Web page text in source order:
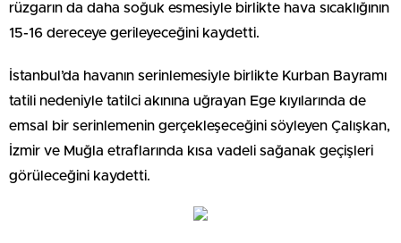
rüzgarın da daha soğuk esmesiyle birlikte hava sıcaklığının
15-16 dereceye gerileyeceğini kaydetti.
İstanbul’da havanın serinlemesiyle birlikte Kurban Bayramı
tatili nedeniyle tatilci akınına uğrayan Ege kıyılarında de
emsal bir serinlemenin gerçekleşeceğini söyleyen Çalışkan,
İzmir ve Muğla etraflarında kısa vadeli sağanak geçişleri
görüleceğini kaydetti.